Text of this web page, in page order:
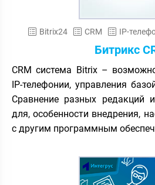
Bitrix24 CRM IP-
Битрикс
CRM система Bitrix –
IP-телефонии, управления
Сравнение разных редакций
для, особенности внедрения,
с другим программным